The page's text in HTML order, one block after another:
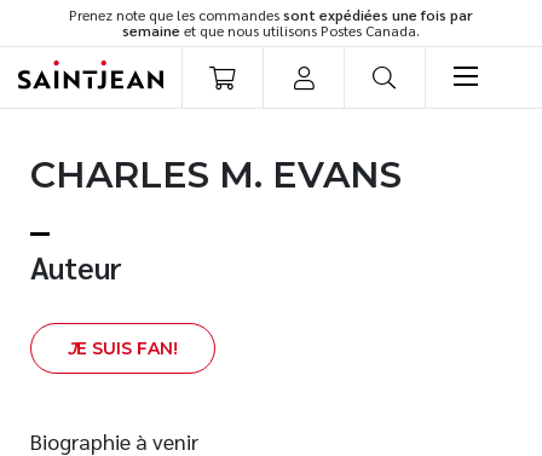
Prenez note que les commandessont expédiées une fois par
semaine et que nous utilisons Postes Canada.
Romans
Développement personnel
Spiritualité
Famille
Témoignages
CHARLES M. EVANS
Auteur
JE SUIS FAN!
Biographie à venir